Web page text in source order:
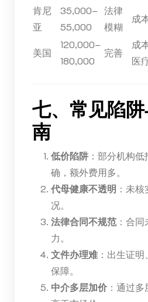
肯尼
亚
35,000–
55,000
法律
模糊
成
美国
120,000–
180,000
完善
成
医
七、常见陷
南
低价陷阱：部分机构低
确，额外费用多。
代母健康不透明 ：未
况。
法律合同不规范：合同
力。
文件办理难：出生证明
保障。
中介多层加价：通过多